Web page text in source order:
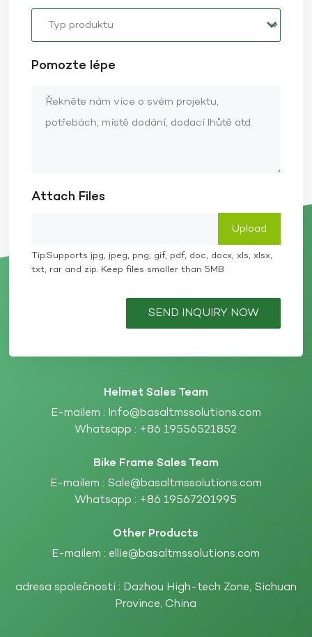
Pomozte lépe
Attach Files
Tip:Supports jpg, jpeg, png, gif, pdf, doc, docx, xls, xlsx,
txt, rar and zip. Keep files smaller than 5MB
SEND INQUIRY NOW
Helmet Sales Team
E-mailem : Info@basaltmssolutions.com
Whatsapp : +86 19556521852
Bike Frame Sales Team
E-mailem : Sale@basaltmssolutions.com
Whatsapp : +86 19567201995
Other Products
E-mailem : ellie@basaltmssolutions.com
adresa společnosti : Dazhou High-tech Zone, Sichuan
Province, China